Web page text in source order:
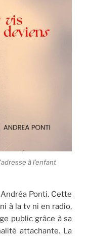
à l’enfant
Ponti. Cette
à la tv ni en radio,
public grâce à sa
attachante. La